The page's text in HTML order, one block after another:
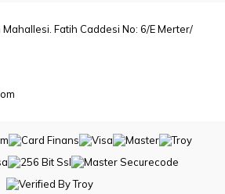
Fatih Caddesi No: 6/E Merter/